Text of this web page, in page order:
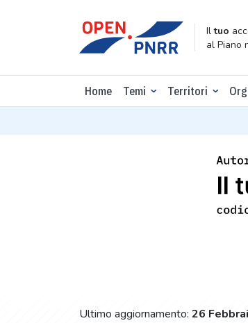
Iltuo
al Piano
Home Temi Territori
Ultimo aggiornamento: 26